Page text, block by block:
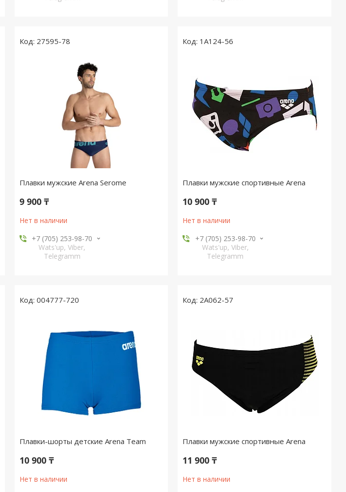
27595-78
Плавки мужские Arena Serome
9 900 ₸
Нет в наличии
+7 (705) 253-98-70
Wats'up, Viber,
Telegramm
1A124-56
Плавки мужские спортивные Arena
10 900 ₸
Нет в наличии
+7 (705) 253-98-70
Wats'up, Viber,
Telegramm
004777-720
Плавки-шорты детские Arena Team
10 900 ₸
Нет в наличии
2A062-57
Плавки мужские спортивные Arena
11 900 ₸
Нет в наличии